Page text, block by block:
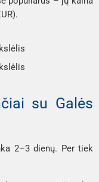
su Galės
2–3 dienų. Per tiek